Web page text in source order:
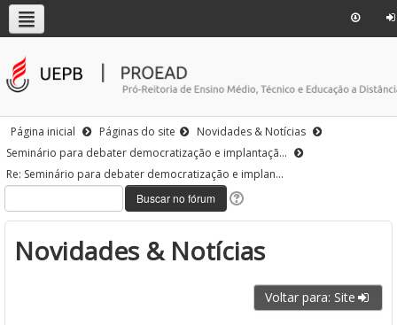
Página inicial Páginas do site
Novidades & Notícias
Seminário para debater democratização e implantaçã...
Re: Seminário para debater democratização e implan...
Novidades & Notícias
Voltar para: Site